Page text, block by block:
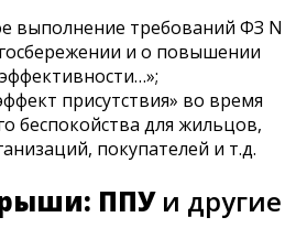
выполнение требований ФЗ N
и о повышении
присутствия» во время
беспокойства для жильцов,
покупателей и т.д.
ППУи другие